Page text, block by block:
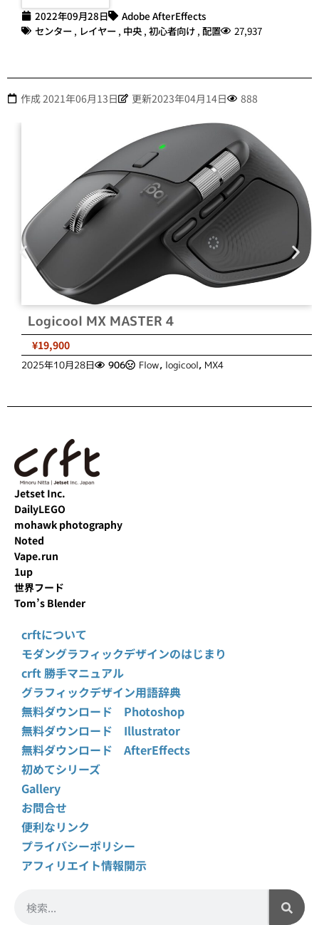
2022年09月28日
Adobe AfterEffects
センター , レイヤー , 中央 , 初心者向け , 配置 27,937
作成 2021年06月13日 更新2023年04月14日 888
Logicool MX MASTER 4
¥19,900
2025年10月28日 906 Flow, logicool, MX4
Jetset Inc.
DailyLEGO
mohawk photography
Noted
Vape.run
1up
世界フード
Tom’s Blender
crftについて
モダングラフィックデザインのはじまり
crft 勝手マニュアル
グラフィックデザイン用語辞典
無料ダウンロード Photoshop
無料ダウンロード Illustrator
無料ダウンロード AfterEffects
初めてシリーズ
Gallery
お問合せ
便利なリンク
プライバシーポリシー
アフィリエイト情報開示